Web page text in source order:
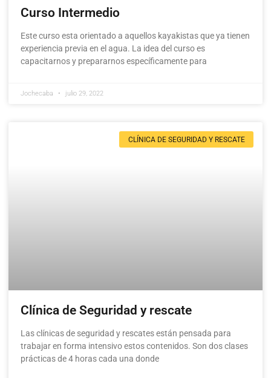
Curso Intermedio
Este curso esta orientado a aquellos kayakistas que ya tienen
experiencia previa en el agua. La idea del curso es
capacitarnos y prepararnos específicamente para
Jochecaba julio 29, 2022
CLÍNICA DE SEGURIDAD Y RESCATE
Clínica de Seguridad y rescate
Las clínicas de seguridad y rescates están pensada para
trabajar en forma intensivo estos contenidos. Son dos clases
prácticas de 4 horas cada una donde